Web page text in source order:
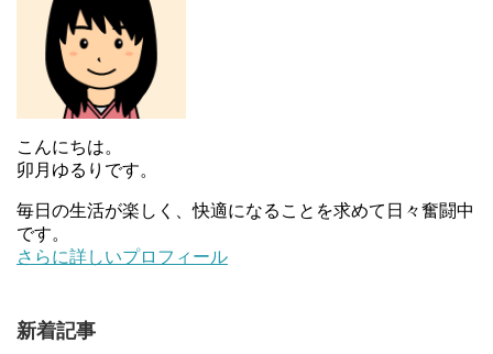
こんにちは。
卯月ゆるりです。
毎日の生活が楽しく、快適になることを求めて日々奮闘中
です。
さらに詳しいプロフィール
新着記事